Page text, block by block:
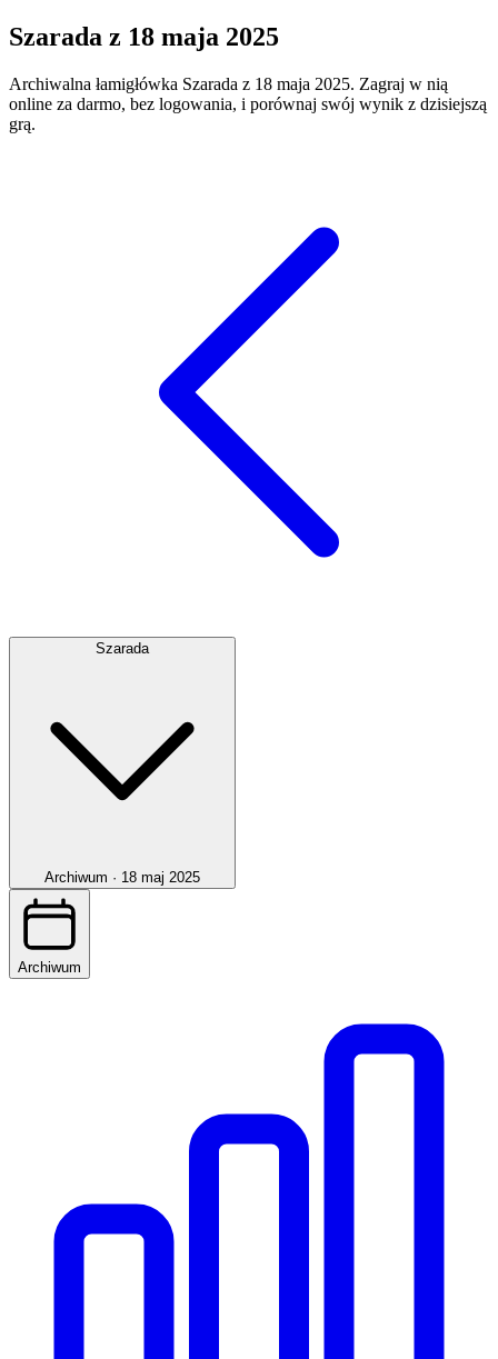
Szarada z 18 maja 2025
Archiwalna łamigłówka Szarada z 18 maja 2025. Zagraj w nią
online za darmo, bez logowania, i porównaj swój wynik z dzisiejszą
grą.
Szarada
Archiwum · 18 maj 2025
Archiwum